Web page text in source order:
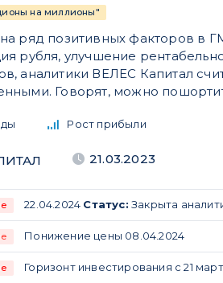
на миллионы"
ряд позитивных факторов в
рубля, улучшение
аналитики ВЕЛЕС Капитал
Говорят, можно
Рост прибыли
21.03.2023
22.04.2024 Статус: Закрыта
Понижение цены 08.04.2024
Горизонт инвестирования с 21